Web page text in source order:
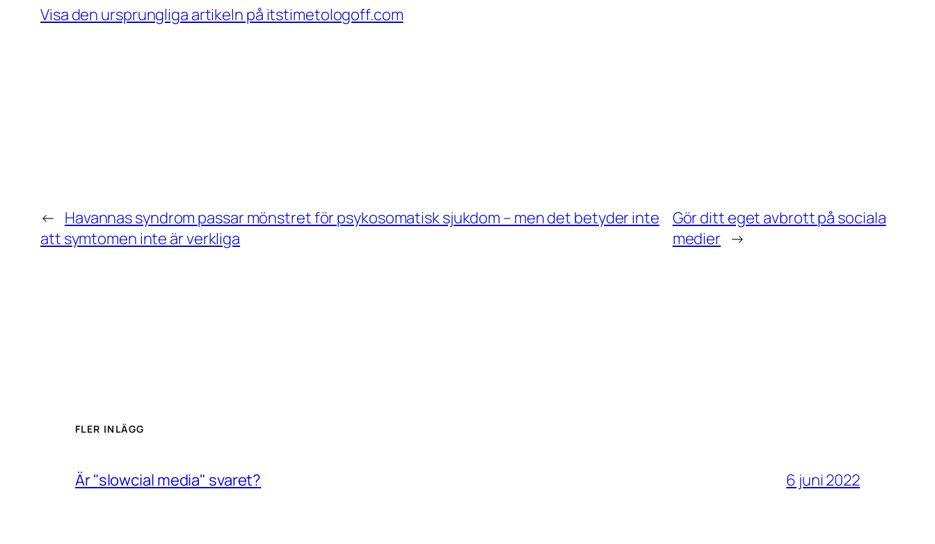
Visa den ursprungliga artikeln på itstimetologoff.com
← Havannas syndrom passar mönstret för psykosomatisk sjukdom – men det betyder inte
att symtomen inte är verkliga
Gör ditt eget avbrott på sociala
medier →
FLER INLÄGG
Är "slowcial media" svaret? 6 juni 2022